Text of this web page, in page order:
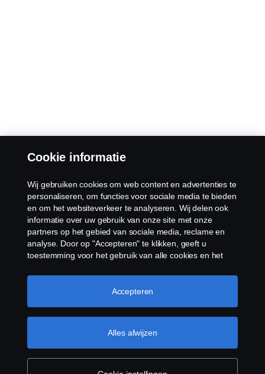
Cookie informatie
Wij gebruiken cookies om web content en advertenties te
personaliseren, om functies voor sociale media te bieden
en om het websiteverkeer te analyseren. Wij delen ook
informatie over uw gebruik van onze site met onze
partners op het gebied van sociale media, reclame en
analyse. Door op "Accepteren" te klikken, geeft u
toestemming voor het gebruik van alle cookies en het
door op "Cookie Instellingen" te klikken en de
categorieën te selecteren die u wilt accepteren. Voor een
Meer informatie over uw privacy
Alles afwijzen
Accepteren